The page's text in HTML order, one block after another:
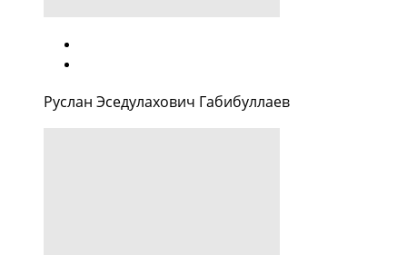
Руслан Эседулахович Габибуллаев